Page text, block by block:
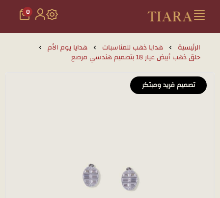
تيارا للذهب والمجوهرات
0
الرئيسية هدايا ذهب للمناسبات هدايا يوم الأم
حلق ذهب أبيض عيار 18 بتصميم هندسي مرصع
تصميم فريد ومبتكر